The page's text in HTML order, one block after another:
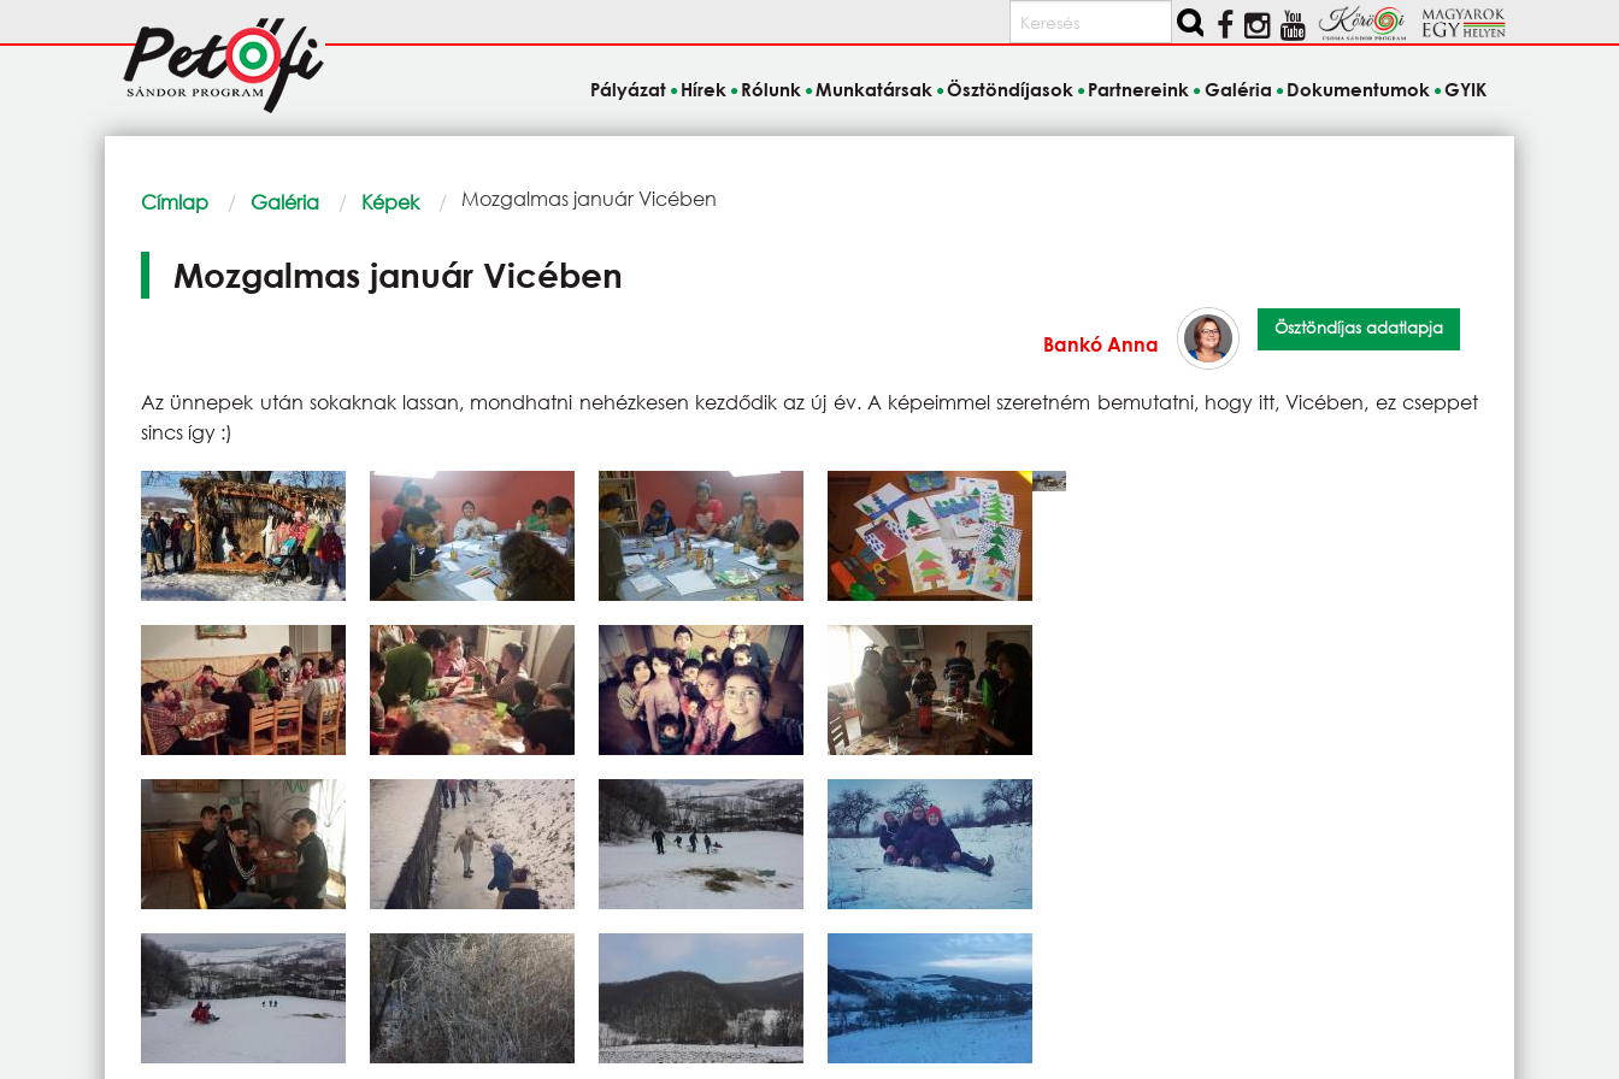
Keresés
Fő
navigáció
Pályázat Hírek Rólunk Munkatársak Ösztöndíjasok Partnereink Galéria Dokumentumok GYIK
Morzsa
Címlap Galéria Képek Current:
Mozgalmas január Vicében
Mozgalmas január Vicében
Bankó Anna
Ösztöndíjas adatlapja
Az ünnepek után sokaknak lassan, mondhatni nehézkesen kezdődik az új év. A képeimmel szeretném bemutatni, hogy itt, Vicében, ez cseppet
sincs így :)